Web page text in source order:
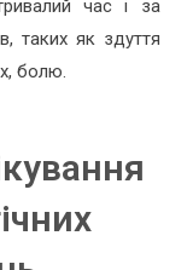
час і за
таких як здуття
болю.